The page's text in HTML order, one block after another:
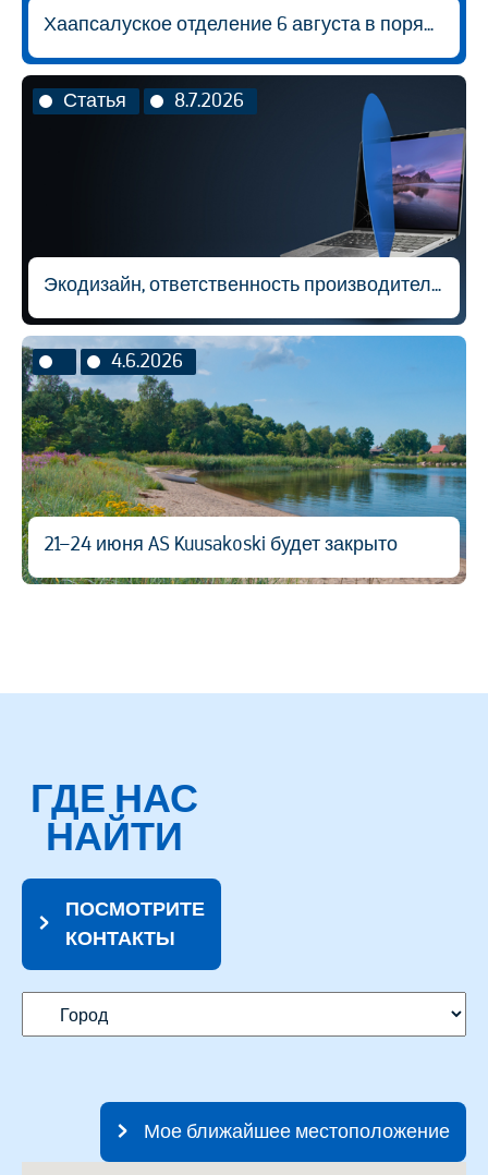
Хаапсалуское отделение 6 августа в порядке исключения будет открыто с 9:00 до 14:30.
Статья 8.7.2026
4.6.2026
21–24 июня AS Kuusakoski будет закрыто
ГДЕ НАС
НАЙТИ
ПОСМОТРИТЕ
КОНТАКТЫ
Мое ближайшее местоположение